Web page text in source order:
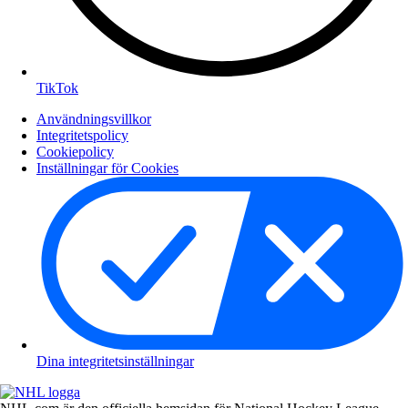
TikTok
Användningsvillkor
Integritetspolicy
Cookiepolicy
Inställningar för Cookies
Dina integritetsinställningar